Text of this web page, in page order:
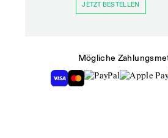
JETZT BESTELLEN
Mögliche